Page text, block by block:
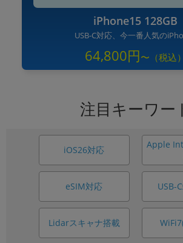
iPhone15 128GB
USB-C対応、今一番人気の
64,800円
注目キーワー
iOS26対応 Apple
eSIM対応 USB-
Lidarスキャナ搭載